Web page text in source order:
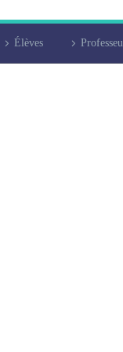
Élèves